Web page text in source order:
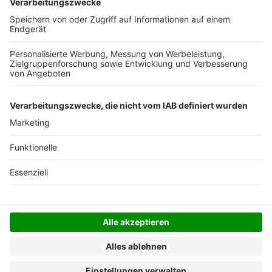
Versandkosten.
Der Bestellprozess ist mit Hilfe eines SSL-
SERVICE HOTLINE
SHOP SERVICE